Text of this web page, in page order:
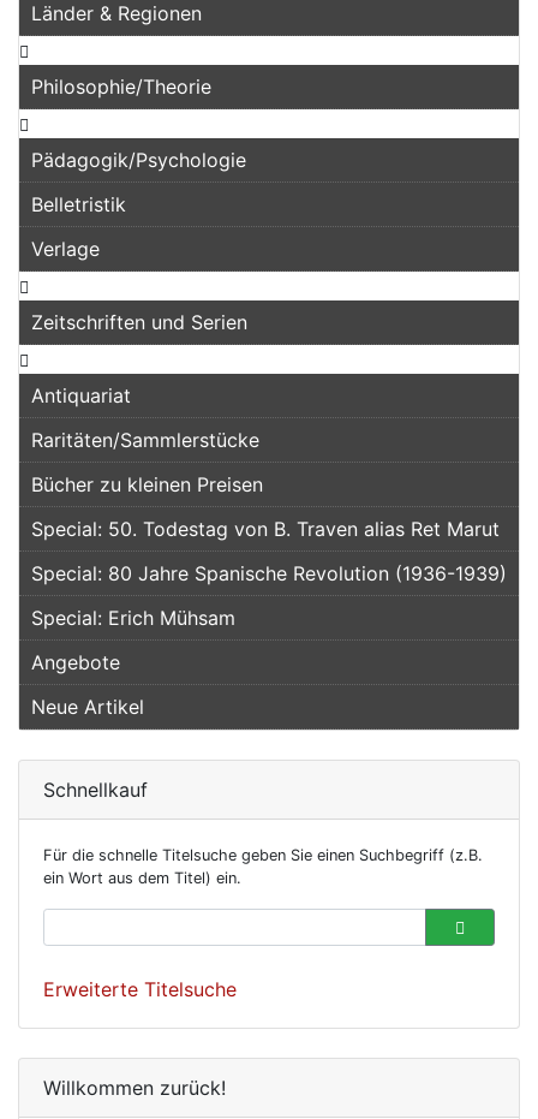
Länder & Regionen
Philosophie/Theorie
Pädagogik/Psychologie
Belletristik
Verlage
Zeitschriften und Serien
Antiquariat
Raritäten/Sammlerstücke
Bücher zu kleinen Preisen
Special: 50. Todestag von B. Traven alias Ret Marut
Special: 80 Jahre Spanische Revolution (1936-1939)
Special: Erich Mühsam
Angebote
Neue Artikel
Schnellkauf
Für die schnelle Titelsuche geben Sie einen Suchbegriff (z.B.
ein Wort aus dem Titel) ein.
Erweiterte Titelsuche
Willkommen zurück!